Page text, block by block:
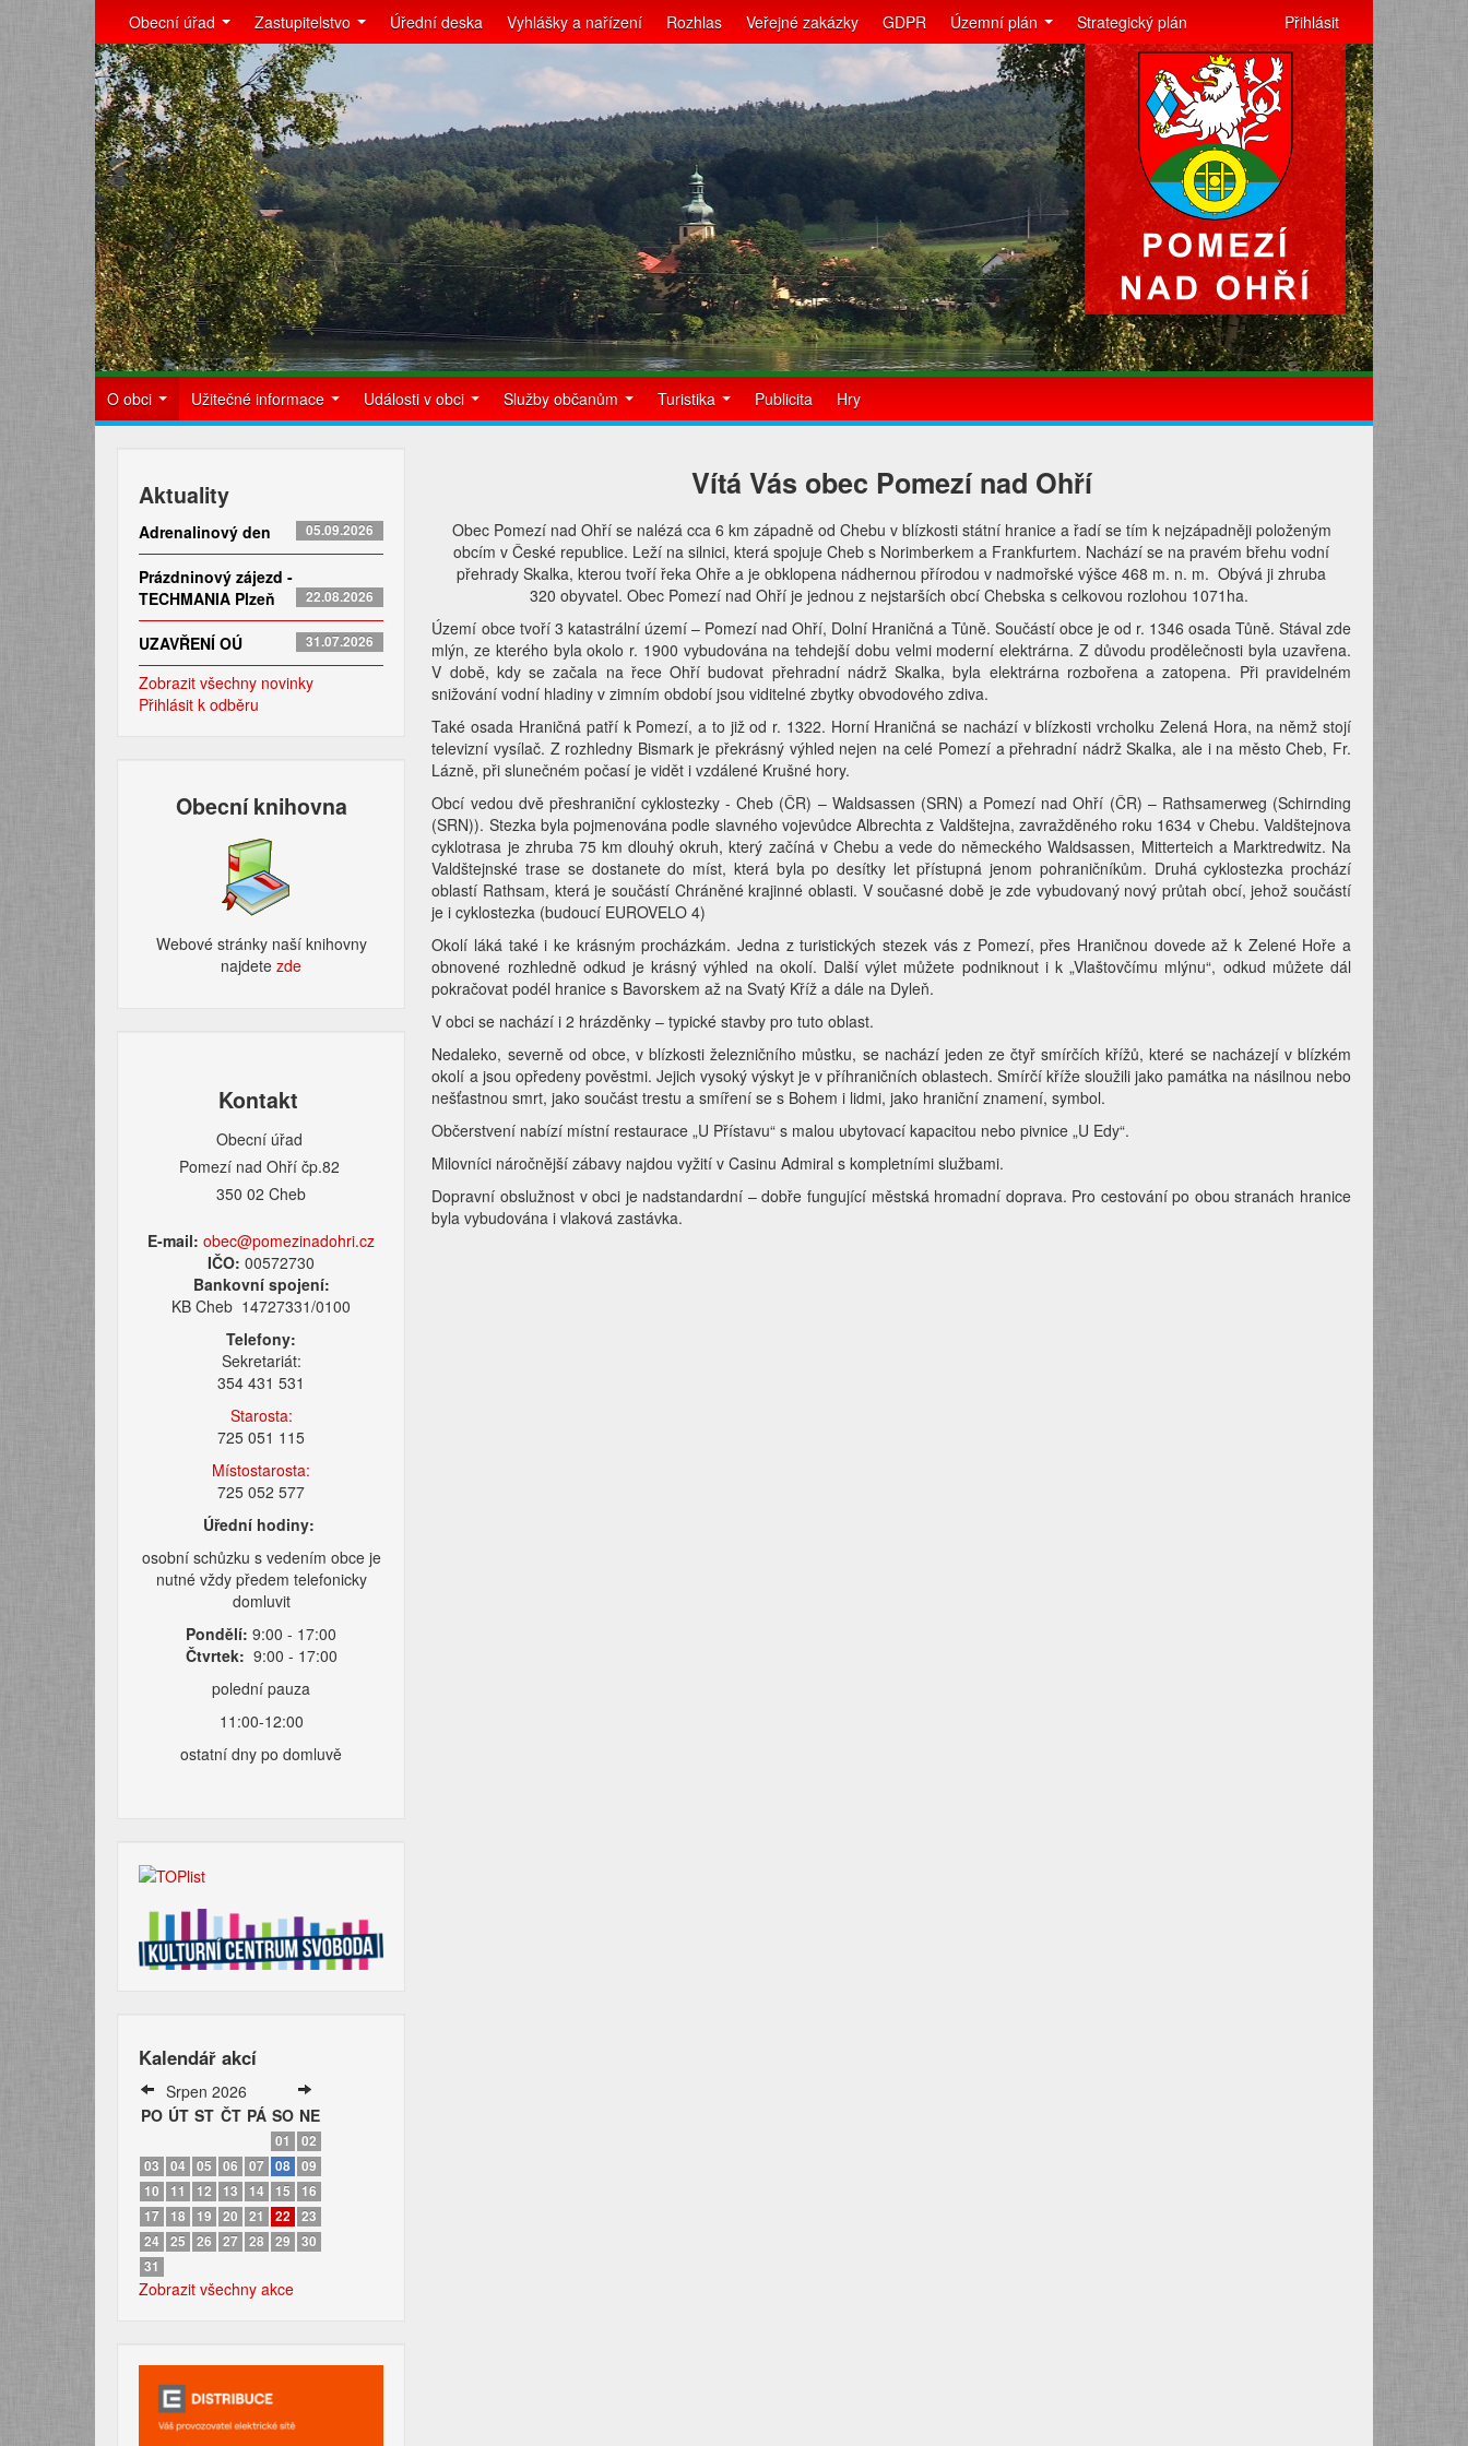
Obecní úřad Zastupitelstvo Úřední deska Vyhlášky a nařízení Rozhlas Veřejné zakázky GDPR Územní plán Strategický plán Přihlásit
O obci Užitečné informace Události v obci Služby občanům Turistika Publicita Hry
Aktuality
Adrenalinový den 05.09.2026
Prázdninový zájezd -
TECHMANIA Plzeň
22.08.2026
UZAVŘENÍ OÚ 31.07.2026
Zobrazit všechny novinky
Přihlásit k odběru
Obecní knihovna
Webové stránky naší knihovny
najdetezde​
Kontakt
Obecní úřad
Pomezí nad Ohří čp.82
350 02 Cheb
E-mail: obec@pomezinadohri.cz
IČO:00572730
Bankovní spojení:
KB Cheb 14727331/0100
Telefony:
Sekretariát:
354 431 531
Starosta:
725 051 115
Místostarosta:
725 052 577
Úřední hodiny:
osobní schůzku s vedením obce je
nutné vždy předem telefonicky
domluvit
Pondělí: 9:00 - 17:00
Čtvrtek: 9:00 - 17:00
polední pauza
11:00-12:00
ostatní dny po domluvě
Kalendář akcí
Srpen 2026
PO ÚT ST ČT PÁ SO NE
01
02
03
04 05 06 07 08 09
10
11 12 13 14 15
16
17 18 19 20 21 22
23
24
25 26 27 28 29
30
31
Zobrazit všechny akce
Vítá Vás obec Pomezí nad Ohří
Obec Pomezí nad Ohří se nalézá cca 6 km západně od Chebu v blízkosti státní hranice a řadí se tím k nejzápadněji položeným
obcím v České republice. Leží na silnici, která spojuje Cheb s Norimberkem a Frankfurtem. Nachází se na pravém břehu vodní
přehrady Skalka, kterou tvoří řeka Ohře a je obklopena nádhernou přírodou v nadmořské výšce 468 m. n. m. Obývá ji zhruba
320 obyvatel. Obec Pomezí nad Ohří je jednou z nejstarších obcí Chebska s celkovou rozlohou 1071ha.
Území obce tvoří 3 katastrální území – Pomezí nad Ohří, Dolní Hraničná a Tůně. Součástí obce je od r. 1346 osada Tůně. Stával zde
mlýn, ze kterého byla okolo r. 1900 vybudována na tehdejší dobu velmi moderní elektrárna. Z důvodu prodělečnosti byla uzavřena.
V době, kdy se začala na řece Ohří budovat přehradní nádrž Skalka, byla elektrárna rozbořena a zatopena. Při pravidelném
snižování vodní hladiny v zimním období jsou viditelné zbytky obvodového zdiva.
Také osada Hraničná patří k Pomezí, a to již od r. 1322. Horní Hraničná se nachází v blízkosti vrcholku Zelená Hora, na němž stojí
televizní vysílač. Z rozhledny Bismark je překrásný výhled nejen na celé Pomezí a přehradní nádrž Skalka, ale i na město Cheb, Fr.
Lázně, při slunečném počasí je vidět i vzdálené Krušné hory.
Obcí vedou dvě přeshraniční cyklostezky - Cheb (ČR) – Waldsassen (SRN) a Pomezí nad Ohří (ČR) – Rathsamerweg (Schirnding
(SRN)). Stezka byla pojmenována podle slavného vojevůdce Albrechta z Valdštejna, zavražděného roku 1634 v Chebu. Valdštejnova
cyklotrasa je zhruba 75 km dlouhý okruh, který začíná v Chebu a vede do německého Waldsassen, Mitterteich a Marktredwitz. Na
Valdštejnské trase se dostanete do míst, která byla po desítky let přístupná jenom pohraničníkům. Druhá cyklostezka prochází
oblastí Rathsam, která je součástí Chráněné krajinné oblasti. V současné době je zde vybudovaný nový průtah obcí, jehož součástí
je i cyklostezka (budoucí EUROVELO 4)
Okolí láká také i ke krásným procházkám. Jedna z turistických stezek vás z Pomezí, přes Hraničnou dovede až k Zelené Hoře a
obnovené rozhledně odkud je krásný výhled na okolí. Další výlet můžete podniknout i k „Vlaštovčímu mlýnu“, odkud můžete dál
pokračovat podél hranice s Bavorskem až na Svatý Kříž a dále na Dyleň.
V obci se nachází i 2 hrázděnky – typické stavby pro tuto oblast.
Nedaleko, severně od obce, v blízkosti železničního můstku, se nachází jeden ze čtyř smírčích křížů, které se nacházejí v blízkém
okolí a jsou opředeny pověstmi. Jejich vysoký výskyt je v příhraničních oblastech. Smírčí kříže sloužili jako památka na násilnou nebo
nešťastnou smrt, jako součást trestu a smíření se s Bohem i lidmi, jako hraniční znamení, symbol.
Občerstvení nabízí místní restaurace „U Přístavu“ s malou ubytovací kapacitou nebo pivnice „U Edy“.
Milovníci náročnější zábavy najdou vyžití v Casinu Admiral s kompletními službami.
Dopravní obslužnost v obci je nadstandardní – dobře fungující městská hromadní doprava. Pro cestování po obou stranách hranice
byla vybudována i vlaková zastávka.